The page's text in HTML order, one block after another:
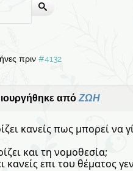
πριν #4132
απόΖΩΗ
κανείς πως μπορεί να
και τη νομοθεσία;
κανείς επι του θέματος